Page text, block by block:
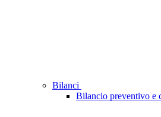
Bilanci
Bilancio preventivo e